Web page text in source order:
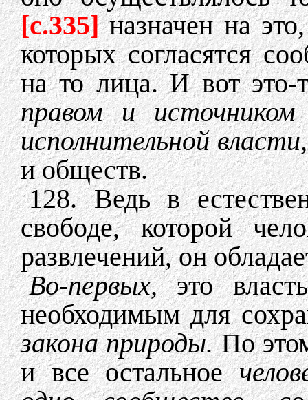
[c.335] назначен на
которых согласятся
на то лица. И вот это-
правом и
исполнительной
и обществ.
128. Ведь в
свободе, которой
развлечений, он
Во-первых,это
необходимым для
закона природы.По
и все остальное